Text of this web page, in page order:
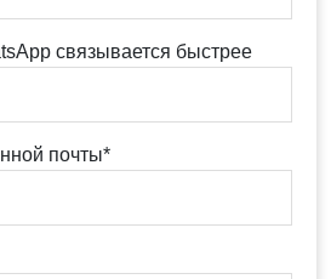
связывается быстрее
почты*